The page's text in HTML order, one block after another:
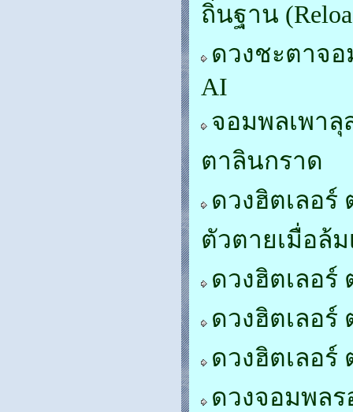
ถิ่นฐาน
ดวงชะตาจอ
AI
จอมพลเพา
ตาลินกราด
ดวงฮิตเลอร์
ตัวตายเมื่อล้ม
ดวงฮิตเลอร์
ดวงฮิตเลอร์
ดวงฮิตเลอร์
ดวงจอมพล